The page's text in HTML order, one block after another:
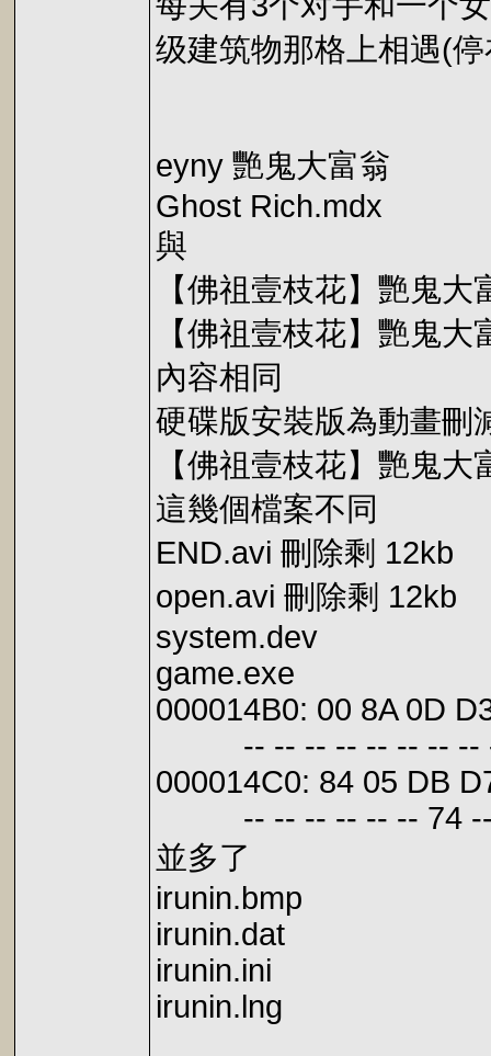
级建筑物那格上相遇(
eyny 艷鬼大富翁
Ghost Rich.mdx
與
【佛祖壹枝花】艷鬼
【佛祖壹枝花】艷鬼
內容相同
硬碟版安裝版為動畫刪
【佛祖壹枝花】艷鬼大
這幾個檔案不同
END.avi 刪除剩 12kb
open.avi 刪除剩 12kb
system.dev
game.exe
000014B0: 00 8A 0D
-- -- -- -- -- -- -- -- --
000014C0: 84 05 DB
-- -- -- -- -- -- 74 --
並多了
irunin.bmp
irunin.dat
irunin.ini
irunin.lng